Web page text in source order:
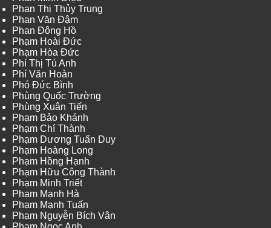
Phan Thị Thủy Trung
Phan Văn Đậm
Phan Đông Hồ
Phạm Hoài Đức
Phạm Hòa Đức
Phí Thị Tú Anh
Phí Văn Hoàn
Phó Đức Bình
Phùng Quốc Trường
Phùng Xuân Tiến
Phạm Bảo Khánh
Phạm Chí Thành
Phạm Dương Tuấn Duy
Phạm Hoàng Long
Phạm Hồng Hạnh
Phạm Hữu Công Thành
Phạm Minh Triết
Phạm Mạnh Hà
Phạm Mạnh Tuấn
Phạm Nguyễn Bích Vân